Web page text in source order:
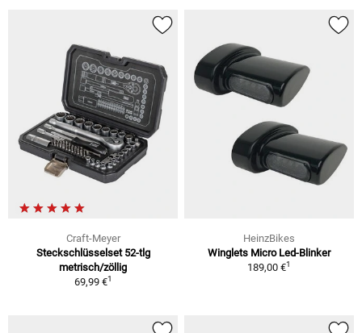
Craft-Meyer
Steckschlüsselset 52-tlg
metrisch/zöllig
69,99 €1
HeinzBikes
Winglets Micro Led-Blinker
189,00 €1